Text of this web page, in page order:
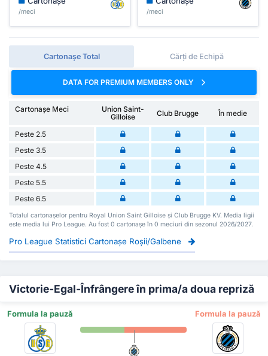
/meci /meci
Cartonașe Total Cărți de Echipă
DATA FOR PREMIUM MEMBERS ONLY
Cartonașe Meci
Union Saint-
Gilloise
Club Brugge În medie
Peste 2.5
Peste 3.5
Peste 4.5
Peste 5.5
Peste 6.5
Totalul cartonașelor pentru Royal Union Saint Gilloise și Club Brugge KV. Media ligii
este media lui Pro League. Au fost 0 cartonașe în 0 meciuri din sezonul 2026/2027.
Pro League Statistici Cartonașe Roșii/Galbene
Victorie-Egal-Înfrângere în prima/a doua repriză
Formula la pauză Formula la pauză